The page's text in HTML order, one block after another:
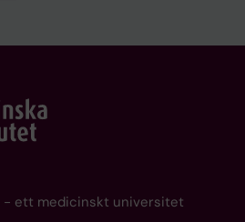
ett medicinskt universitet